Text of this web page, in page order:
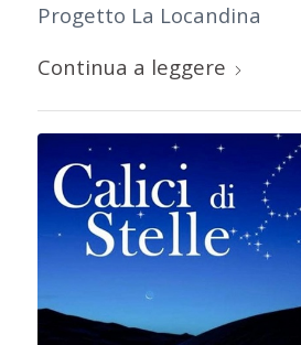
Progetto La Locandina
Continua a leggere